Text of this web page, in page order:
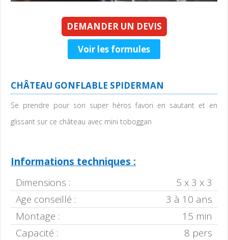
DEMANDER UN DEVIS
Voir les formules
CHÂTEAU GONFLABLE SPIDERMAN
Se prendre pour son super héros favori en sautant et en
glissant sur ce château avec mini toboggan
Informations techniques :
Dimensions :
5 x 3 x 3
Age conseillé :
3 à 10 ans
Montage :
15 min
Capacité :
8 pers